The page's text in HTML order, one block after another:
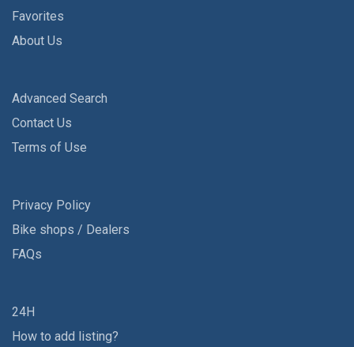
Favorites
About Us
Advanced Search
Contact Us
Terms of Use
Privacy Policy
Bike shops / Dealers
FAQs
24H
How to add listing?